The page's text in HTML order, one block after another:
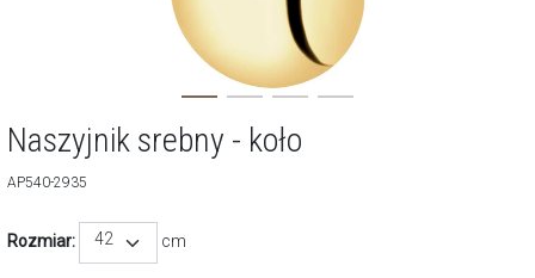
Naszyjnik srebny - koło
AP540-2935
Rozmiar: 42 cm